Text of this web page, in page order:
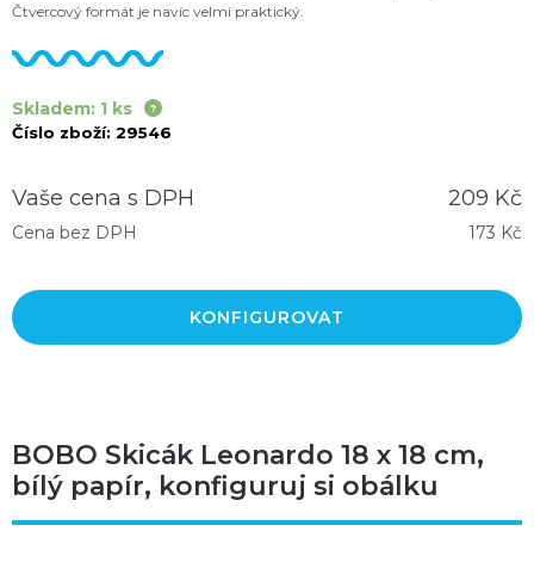
Čtvercový formát je navíc velmi praktický.
Skladem: 1 ks
Číslo zboží: 29546
Vaše cena s DPH 209 Kč
Cena bez DPH 173 Kč
KONFIGUROVAT
BOBO Skicák Leonardo 18 x 18 cm,
bílý papír, konfiguruj si obálku